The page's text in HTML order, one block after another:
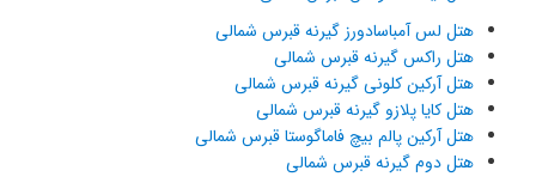
هتل لس آمباسادورز گیرنه قبرس شمالی
هتل راکس گیرنه قبرس شمالی
هتل آرکین کلونی گیرنه قبرس شمالی
هتل کایا پلازو گیرنه قبرس شمالی
هتل آرکین پالم بیچ فاماگوستا قبرس شمالی
هتل دوم گیرنه قبرس شمالی